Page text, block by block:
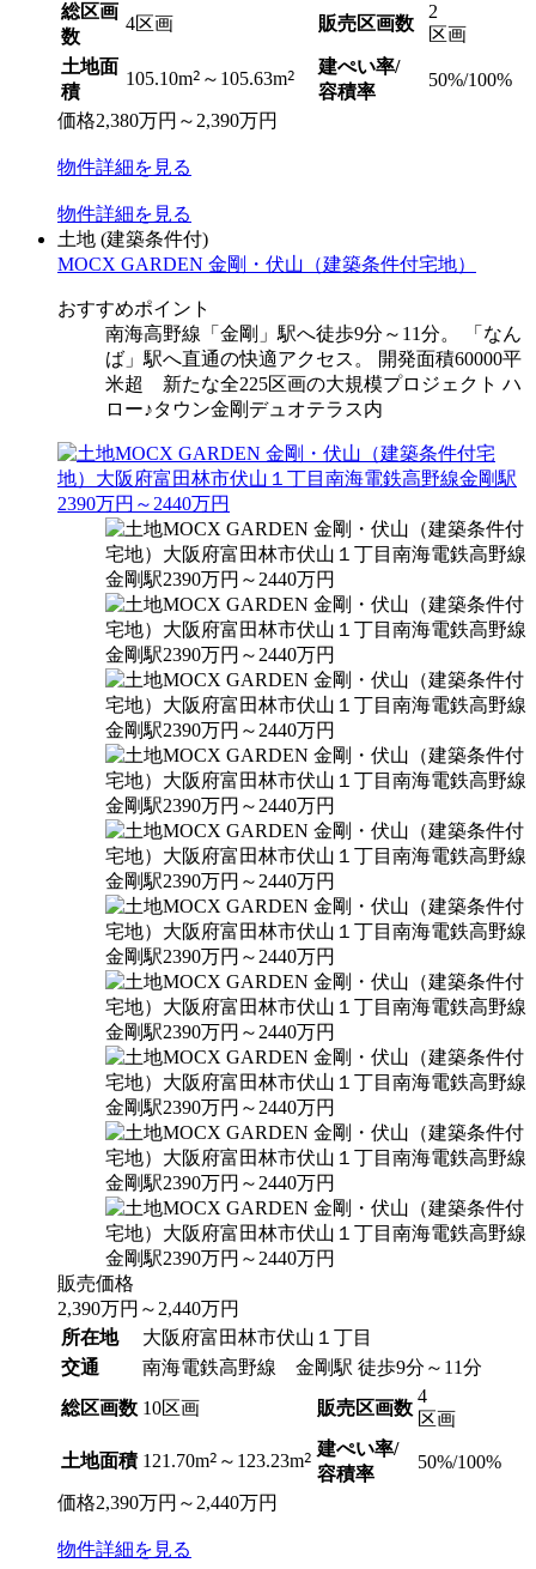
総区画
数
4区画 販売区画数
2
区画
土地面
積
105.10m2 ～105.63m2
建ぺい率/
容積率
50%/100%
価格2,380万円 ～2,390万円
物件詳細を見る
物件詳細を見る
土地 (建築条件付)
MOCX GARDEN 金剛・伏山（建築条件付宅地）
おすすめポイント
南海高野線「金剛」駅へ徒歩9分～11分。 「なん
ば」駅へ直通の快適アクセス。 開発面積60000平
米超 新たな全225区画の大規模プロジェクト ハ
ロー♪タウン金剛デュオテラス内
販売価格
2,390万円 ～2,440万円
所在地
大阪府富田林市伏山１丁目
交通
南海電鉄高野線 金剛駅 徒歩9分～11分
総区画数 10区画 販売区画数
4
区画
土地面積 121.70m2 ～123.23m2 建ぺい率/
容積率
50%/100%
価格2,390万円 ～2,440万円
物件詳細を見る